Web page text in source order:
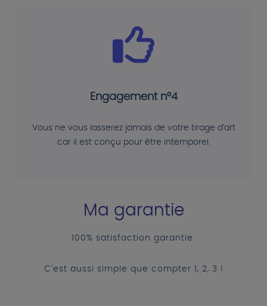
Engagement n°4
Vous ne vous lasserez jamais de votre tirage d'art
car il est conçu pour être intemporel.
Ma garantie
100% satisfaction garantie.
C'est aussi simple que compter 1, 2, 3 !